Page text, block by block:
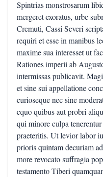
Spintrias monstrosarum
mergeret exoratus, urbe
Cremuti, Cassi Severi
requiri et esse in manibus
maxime sua interesset ut
Rationes imperii ab
intermissas publicavit.
et sine sui appellatione
curioseque nec sine
equo quibus aut probri
qui minore culpa
praeteritis. Ut levior labor
prioris quintam decuriam
more revocato suffragia
testamento Tiberi